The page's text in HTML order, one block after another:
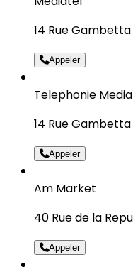
14 Rue
Appeler
Telephonie
14 Rue
Appeler
Am Market
40 Rue de la
Appeler